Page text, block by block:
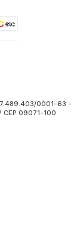
0001-63 -
CEP 09071-100